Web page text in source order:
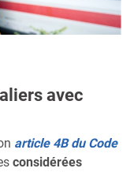
avec
article 4B du Code
considérées